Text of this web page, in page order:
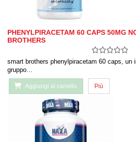
PHENYLPIRACETAM 60 CAPS 50MG
BROTHERS
smart brothers phenylpiracetam 60 caps, un
gruppo…
Aggiungi al carrello Più